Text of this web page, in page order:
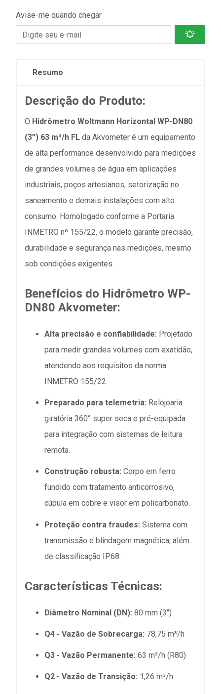
Avise-me quando chegar
Resumo
Descrição do Produto:
O Hidrômetro Woltmann Horizontal WP-DN80
(3”) 63 m³/h FL da Akvometer é um equipamento
de alta performance desenvolvido para medições
de grandes volumes de água em aplicações
industriais, poços artesianos, setorização no
saneamento e demais instalações com alto
consumo. Homologado conforme a Portaria
INMETRO nº 155/22, o modelo garante precisão,
durabilidade e segurança nas medições, mesmo
sob condições exigentes.
Benefícios do Hidrômetro WP-
DN80 Akvometer:
Alta precisão e confiabilidade: Projetado
para medir grandes volumes com exatidão,
atendendo aos requisitos da norma
INMETRO 155/22.
Preparado para telemetria: Relojoaria
giratória 360° super seca e pré-equipada
para integração com sistemas de leitura
remota.
Construção robusta: Corpo em ferro
fundido com tratamento anticorrosivo,
cúpula em cobre e visor em policarbonato.
Proteção contra fraudes: Sistema com
transmissão e blindagem magnética, além
de classificação IP68.
Características Técnicas:
Diâmetro Nominal (DN): 80 mm (3")
Q4 - Vazão de Sobrecarga: 78,75 m³/h
Q3 - Vazão Permanente: 63 m³/h (R80)
Q2 - Vazão de Transição: 1,26 m³/h